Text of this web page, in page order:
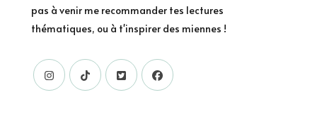
pas à venir me recommander tes lectures
thématiques, ou à t'inspirer des miennes !